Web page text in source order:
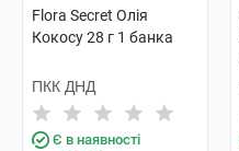
Flora Secret Олія
Кокосу 28 г 1 банка
ПКК ДНД
Є в наявності